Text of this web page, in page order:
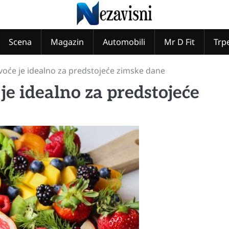
Scena Magazin Automobili Mr D Fit
voće je idealno za predstojeće zimske dane
idealno za predstojeće